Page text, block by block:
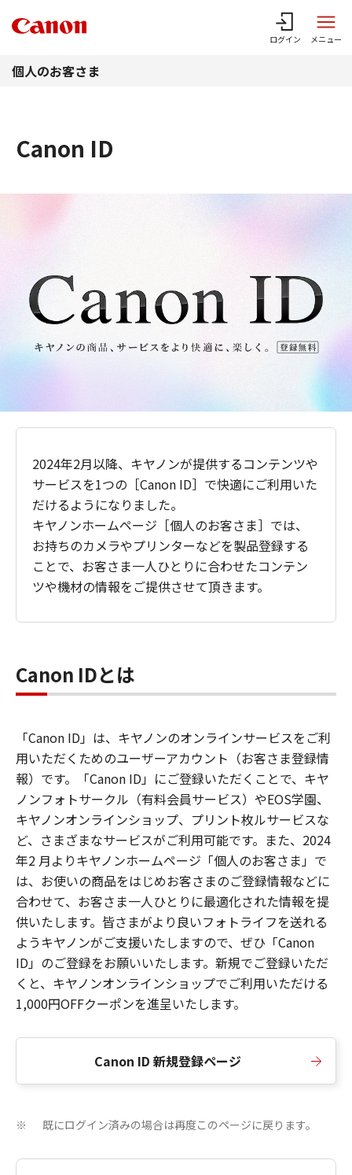
ログイン メニュー
個人のお客さま
Canon ID
2024年2月以降、キヤノンが提供するコンテンツや
サービスを1つの［Canon ID］で快適にご利用いた
だけるようになりました。
キヤノンホームページ［個人のお客さま］では、
お持ちのカメラやプリンターなどを製品登録する
ことで、お客さま一人ひとりに合わせたコンテン
ツや機材の情報をご提供させて頂きます。
Canon IDとは
「Canon ID」は、キヤノンのオンラインサービスをご利
用いただくためのユーザーアカウント（お客さま登録情
報）です。「Canon ID」にご登録いただくことで、キヤ
ノンフォトサークル（有料会員サービス）やEOS学園、
キヤノンオンラインショップ、プリント枚ルサービスな
ど、さまざまなサービスがご利用可能です。また、2024
年2 月よりキヤノンホームページ「個人のお客さま」で
は、お使いの商品をはじめお客さまのご登録情報などに
合わせて、お客さま一人ひとりに最適化された情報を提
供いたします。皆さまがより良いフォトライフを送れる
ようキヤノンがご支援いたしますので、ぜひ「Canon
ID」のご登録をお願いいたします。新規でご登録いただ
くと、キヤノンオンラインショップでご利用いただける
1,000円OFFクーポンを進呈いたします。
Canon ID 新規登録ページ
※ 既にログイン済みの場合は再度このページに戻ります。